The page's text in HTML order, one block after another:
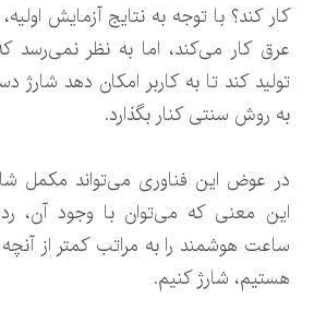
کار کند؟ با توجه به نتایج آزمایش
عرق کار می‌کند، اما به نظر نمی‌رسد که
تولید کند تا به کاربر امکان دهد شارژ
به روش سنتی کنار بگذارد.
در عوض این فناوری می‌تواند مکمل
این معنی که می‌توان با وجود آن،
ساعت هوشمند را به مراتب کمتر از
هستیم، شارژ کنیم.